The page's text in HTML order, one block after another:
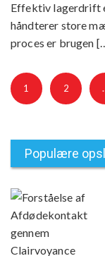
Effektiv lagerdrift
håndterer store
proces er brugen
N
a
g
i
o
n
t
1 2
Populære